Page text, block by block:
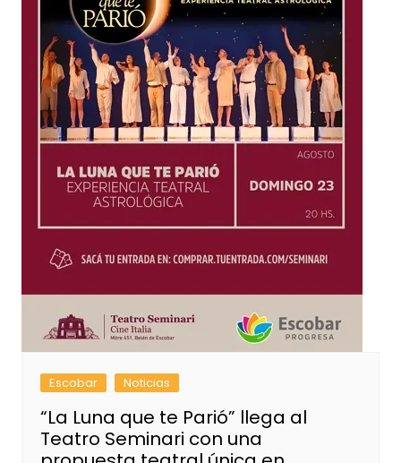
Escobar Noticias
“La Luna que te Parió” llega al
Teatro Seminari con una